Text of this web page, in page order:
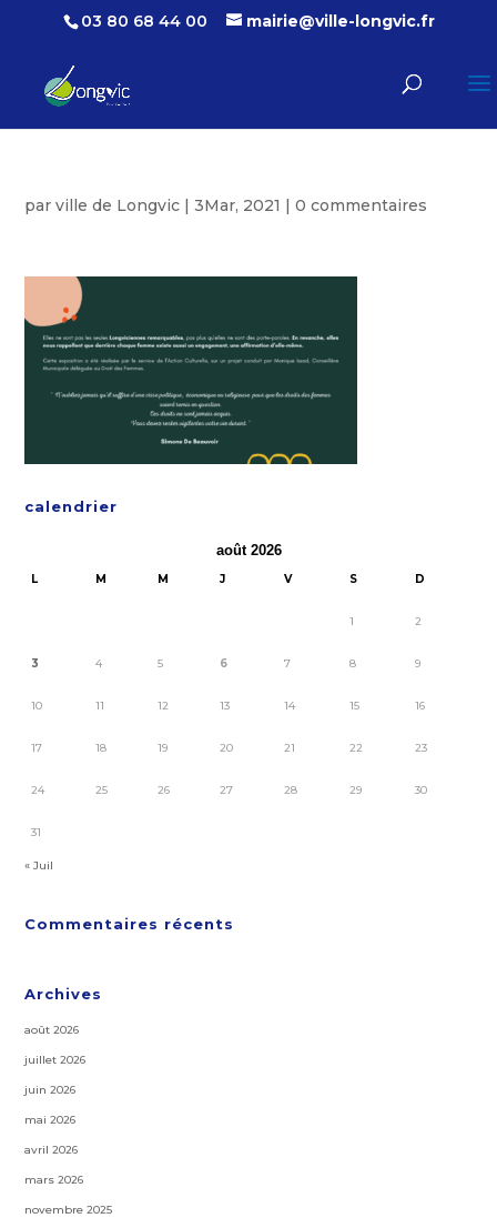
03 80 68 44 00 mairie@ville-longvic.fr
parville de Longvic |3Mar, 2021 |0 commentaires
calendrier
août 2026
L M M J V S D
1 2
3 4 5 6 7 8 9
10 11 12 13 14 15 16
17 18 19 20 21 22 23
24 25 26 27 28 29 30
31
« Juil
Commentaires récents
Archives
août 2026
juillet 2026
juin 2026
mai 2026
avril 2026
mars 2026
novembre 2025